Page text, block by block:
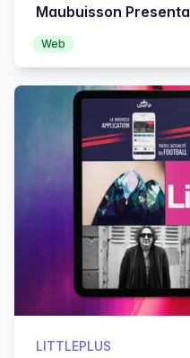
Maubuisson
Web
LITTLEPLUS